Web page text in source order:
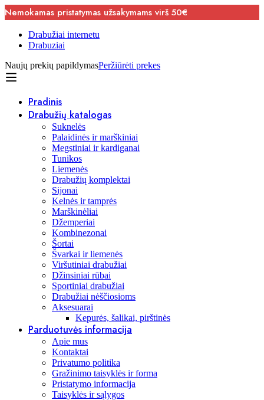
Nemokamas pristatymas užsakymams virš 50€
Drabužiai internetu
Drabuziai
Naujų prekių papildymasPeržiūrėti prekes
Pradinis
Drabužių katalogas
Suknelės
Palaidinės ir marškiniai
Megstiniai ir kardiganai
Tunikos
Liemenės
Drabužių komplektai
Sijonai
Kelnės ir tamprės
Marškinėliai
Džemperiai
Kombinezonai
Šortai
Švarkai ir liemenės
Viršutiniai drabužiai
Džinsiniai rūbai
Sportiniai drabužiai
Drabužiai nėščiosioms
Aksesuarai
Kepurės, šalikai, pirštinės
Parduotuvės informacija
Apie mus
Kontaktai
Privatumo politika
Gražinimo taisyklės ir forma
Pristatymo informacija
Taisyklės ir sąlygos